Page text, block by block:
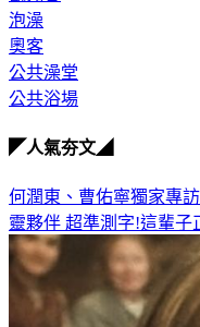
泡澡
奧客
公共澡堂
公共浴場
◤人氣夯文◢
何潤東、曹佑寧獨家專
靈夥伴 超準測字!這輩子